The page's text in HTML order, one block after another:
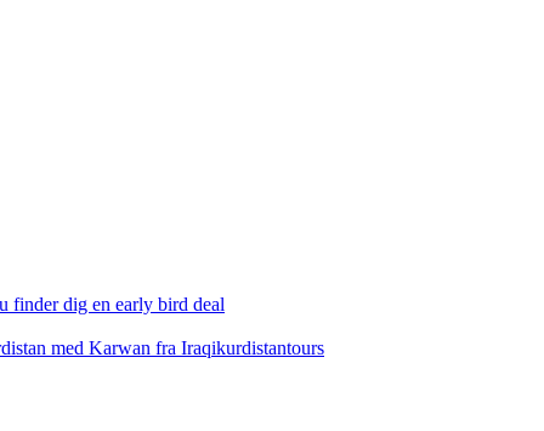
finder dig en early bird deal
med Karwan fra Iraqikurdistantours